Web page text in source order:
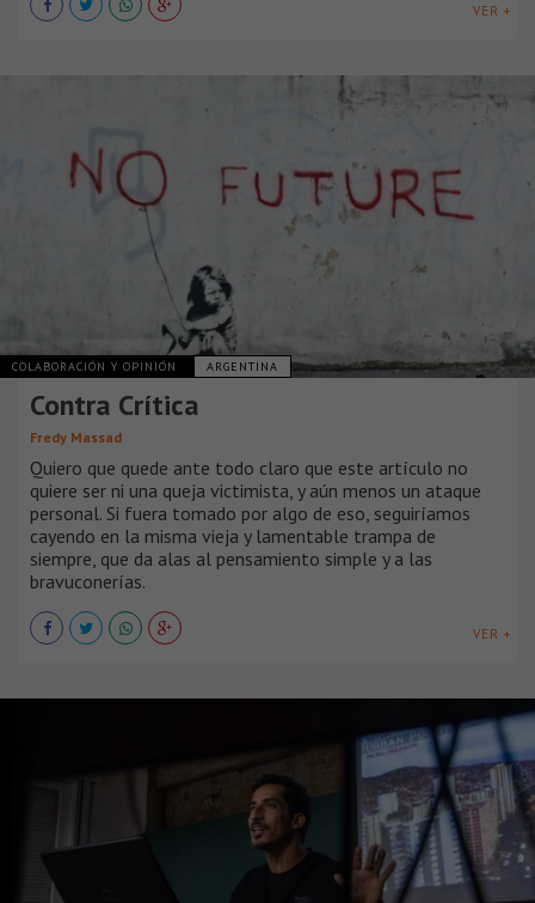
VER +
COLABORACIÓN Y OPINIÓN ARGENTINA
Contra Crítica
Fredy Massad
Quiero que quede ante todo claro que este artículo no
quiere ser ni una queja victimista, y aún menos un ataque
personal. Si fuera tomado por algo de eso, seguiríamos
cayendo en la misma vieja y lamentable trampa de
siempre, que da alas al pensamiento simple y a las
bravuconerías.
VER +